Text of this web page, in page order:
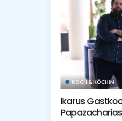
KOCH & KÖCHIN
Ikarus
Papazacharias